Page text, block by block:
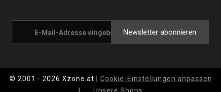
Newsletter abonnieren
© 2001 - 2026 Xzone.at | Cookie-Einstellungen anpassen